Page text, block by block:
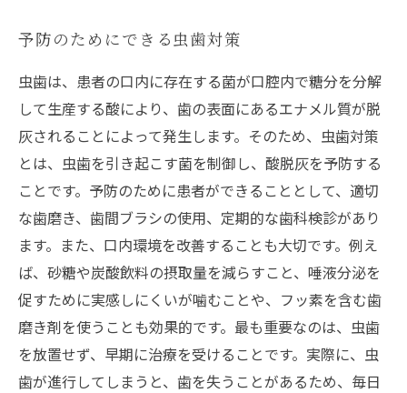
予防のためにできる虫歯対策
虫歯は、患者の口内に存在する菌が口腔内で糖分を分解
して生産する酸により、歯の表面にあるエナメル質が脱
灰されることによって発生します。そのため、虫歯対策
とは、虫歯を引き起こす菌を制御し、酸脱灰を予防する
ことです。予防のために患者ができることとして、適切
な歯磨き、歯間ブラシの使用、定期的な歯科検診があり
ます。また、口内環境を改善することも大切です。例え
ば、砂糖や炭酸飲料の摂取量を減らすこと、唾液分泌を
促すために実感しにくいが噛むことや、フッ素を含む歯
磨き剤を使うことも効果的です。最も重要なのは、虫歯
を放置せず、早期に治療を受けることです。実際に、虫
歯が進行してしまうと、歯を失うことがあるため、毎日